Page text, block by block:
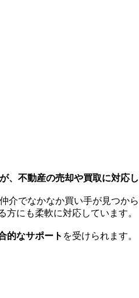
、不動産の売却や買取に対応し
介でなかなか買い手が見つか
にも柔軟に対応しています。
的なサポート を受けられます。